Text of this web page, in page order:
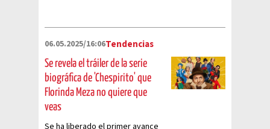
06.05.2025/16:06Tendencias
Se revela el tráiler de la serie
biográfica de 'Chespirito' que
Florinda Meza no quiere que
veas
Se ha liberado el primer avance